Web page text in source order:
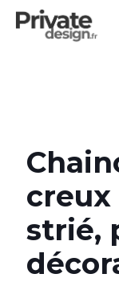
creux
strié,